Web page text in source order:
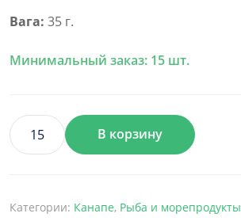
Вага: 35 г.
Минимальный заказ: 15 шт.
Количество
еклер
В корзину
Категории: Канапе, Рыба и морепродукты